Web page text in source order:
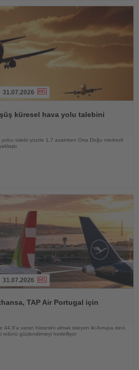
31.07.2026
küresel hava yolu talebini
talebi yüzde 1,7 azalırken Orta Doğu merkezli
31.07.2026
TAP Air Portugal için
44,9’a varan hissesini almak isteyen iki Avrupa devi,
rolünü güçlendirmeyi hedefliyor